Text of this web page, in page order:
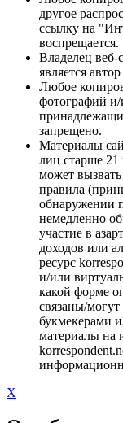
другое
ссылку на
воспрещается.
Владелец веб-
является
Любое
фотографий и/
запрещено.
Материалы
лиц старше 21
может
правила
обнаружении
немедленно
участие в
доходов или
ресурс
и/или
какой форме
связаны/
букмекерами
материалы на
X